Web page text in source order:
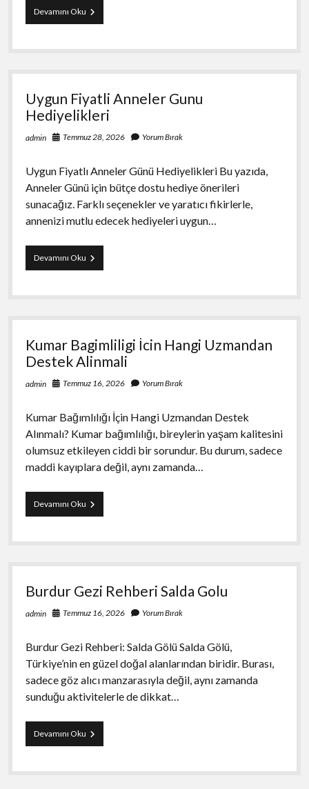
Devamını OkuHow
Cryptocurrency
Work
Uygun Fiyatli Anneler Gunu
Hediyelikleri
admin Temmuz 28, 2026 Yorum Bırak
Uygun Fiyatlı Anneler Günü Hediyelikleri Bu yazıda,
Anneler Günü için bütçe dostu hediye önerileri
sunacağız. Farklı seçenekler ve yaratıcı fikirlerle,
annenizi mutlu edecek hediyeleri uygun…
Devamını OkuUygun
Fiyatli
Gunu
Kumar Bagimliligi İcin Hangi Uzmandan
Destek Alinmali
admin Temmuz 16, 2026 Yorum Bırak
Kumar Bağımlılığı İçin Hangi Uzmandan Destek
Alınmalı? Kumar bağımlılığı, bireylerin yaşam kalitesini
olumsuz etkileyen ciddi bir sorundur. Bu durum, sadece
maddi kayıplara değil, aynı zamanda…
Devamını OkuKumar
Bagimliligi
Hangi
Destek
Burdur Gezi Rehberi Salda Golu
admin Temmuz 16, 2026 Yorum Bırak
Burdur Gezi Rehberi: Salda Gölü Salda Gölü,
Türkiye’nin en güzel doğal alanlarından biridir. Burası,
sadece göz alıcı manzarasıyla değil, aynı zamanda
sunduğu aktivitelerle de dikkat…
Devamını OkuBurdur
Gezi
Salda